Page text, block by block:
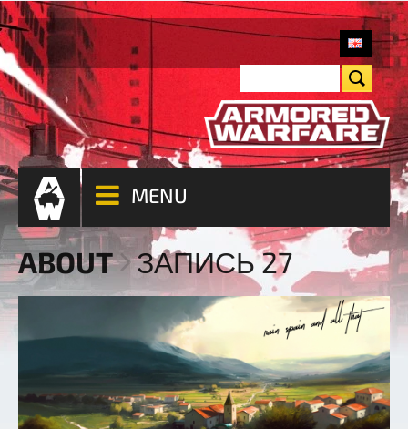
MENU
ABOUT ЗАПИСЬ 27